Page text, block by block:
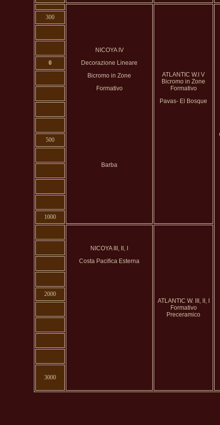
NICOYA IV
Decorazione Lineare
Bicromo in Zone
Formativo
Barba
ATLANTIC W.I V
Bicromo in Zone
Formativo
Pavas- El Bosque
300
0
500
1000
NICOYA III, II, I
Costa Pacifica Esterna
ATLANTIC W. III, II, I
Formativo
Preceramico
2000
3000